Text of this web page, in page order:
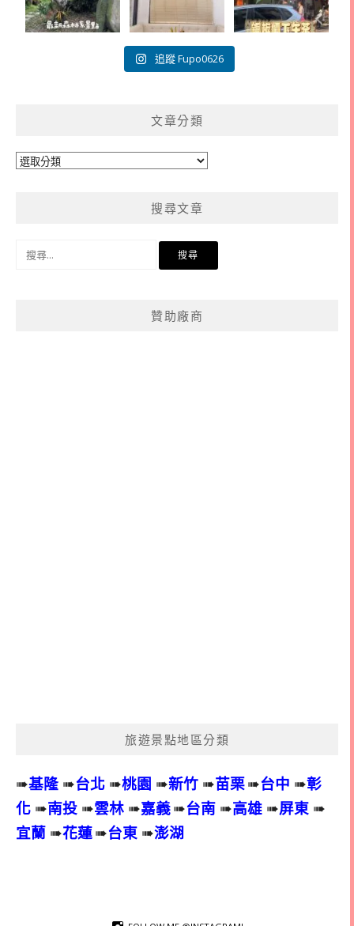
追蹤 Fupo0626
文章分類
文
搜尋文章
贊助廠商
旅遊景點地區分類
➠基隆 ➠台北 ➠桃園 ➠新竹 ➠苗栗➠台中 ➠彰
化 ➠南投 ➠雲林 ➠嘉義➠台南 ➠高雄 ➠屏東 ➠
宜蘭 ➠花蓮➠台東 ➠澎湖